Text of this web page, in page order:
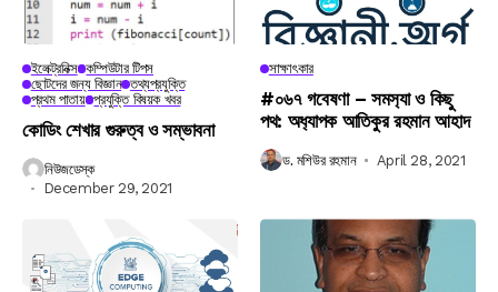
ইলেক্ট্রনিক্স কম্পিউটার টিপস
ছোটদের জন্য বিজ্ঞান তথ্যপ্রযুক্তি
প্রথম পাতায় প্রযুক্তি বিষয়ক খবর
কোডিং শেখার গুরুত্ব ও সম্ভাবনা
নিউজডেস্ক
December 29, 2021
সাক্ষাৎকার
#০৬৭ গবেষণা – সমস‍্যা ও কিছু
পথ: অধ‍্যাপক আতিকুর রহমান আহাদ
ড. মশিউর রহমান April 28, 2021